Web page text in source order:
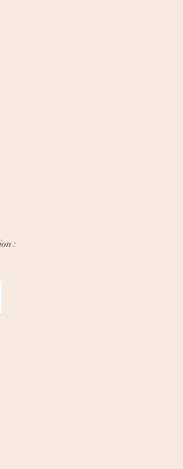
: